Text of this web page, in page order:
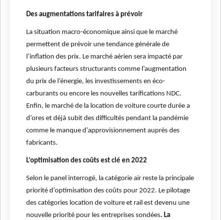
Des augmentations tarifaires à prévoir
La situation macro-économique ainsi que le marché
permettent de prévoir une tendance générale de
l’inflation des prix. Le marché aérien sera impacté par
plusieurs facteurs structurants comme l’augmentation
du prix de l’énergie, les investissements en éco-
carburants ou encore les nouvelles tarifications NDC.
Enfin, le marché de la location de voiture courte durée a
d’ores et déjà subit des difficultés pendant la pandémie
comme le manque d’approvisionnement auprès des
fabricants.
L’optimisation des coûts est clé en 2022
Selon le panel interrogé, la catégorie air reste la principale
priorité d’optimisation des coûts pour 2022. Le pilotage
des catégories location de voiture et rail est devenu une
nouvelle priorité pour les entreprises sondées. La